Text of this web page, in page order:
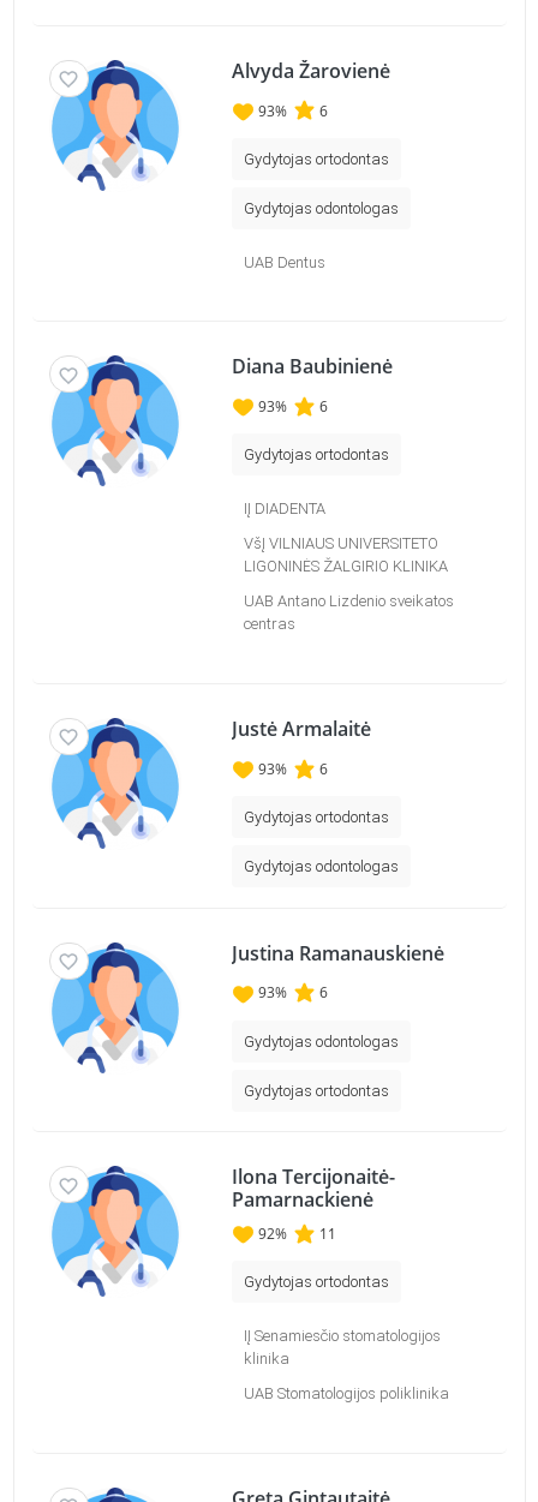
Alvyda Žarovienė
93% 6
Gydytojas ortodontas
Gydytojas odontologas
UAB Dentus
Diana Baubinienė
93% 6
Gydytojas ortodontas
IĮ DIADENTA
VšĮ VILNIAUS UNIVERSITETO
LIGONINĖS ŽALGIRIO KLINIKA
UAB Antano Lizdenio sveikatos
centras
Justė Armalaitė
93% 6
Gydytojas ortodontas
Gydytojas odontologas
Justina Ramanauskienė
93% 6
Gydytojas odontologas
Gydytojas ortodontas
Ilona Tercijonaitė-
Pamarnackienė
92% 11
Gydytojas ortodontas
IĮ Senamiesčio stomatologijos
klinika
UAB Stomatologijos poliklinika